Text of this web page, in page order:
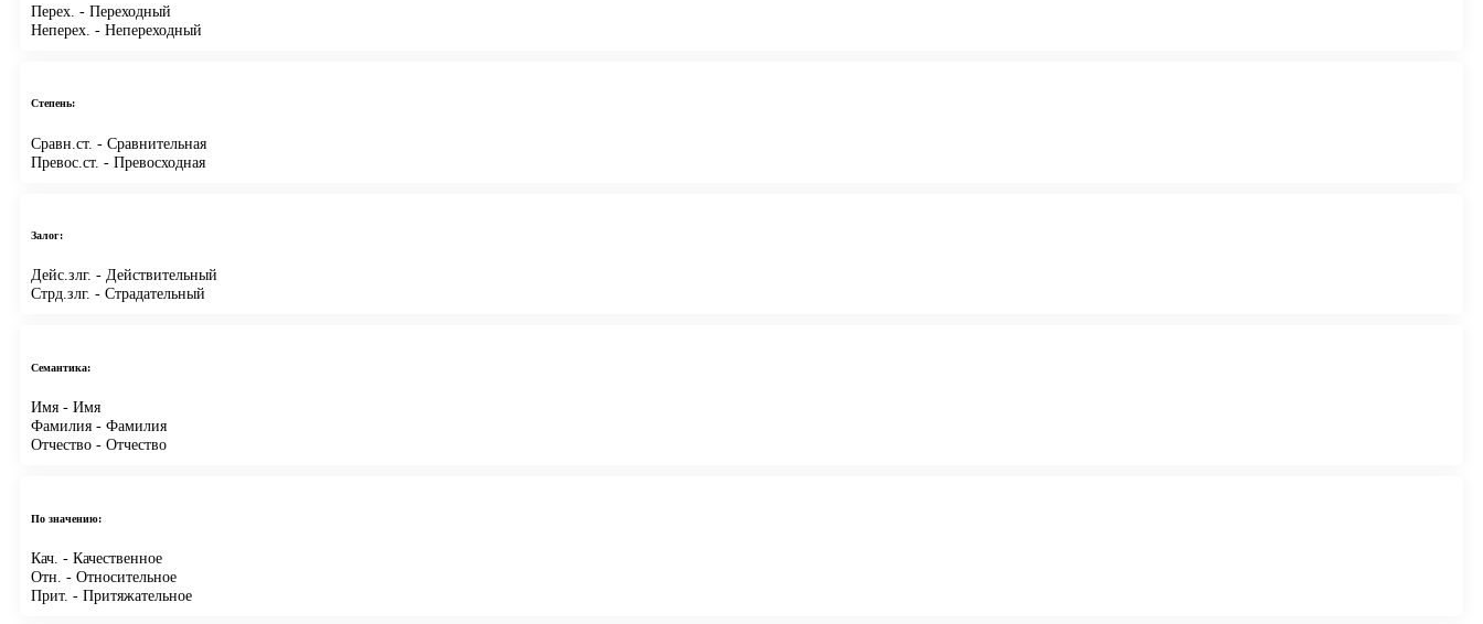
Перех. - Переходный
Неперех. - Непереходный
Степень:
Сравн.ст. - Сравнительная
Превос.ст. - Превосходная
Залог:
Дейс.злг. - Действительный
Стрд.злг. - Страдательный
Семантика:
Имя - Имя
Фамилия - Фамилия
Отчество - Отчество
По значению:
Кач. - Качественное
Отн. - Относительное
Прит. - Притяжательное